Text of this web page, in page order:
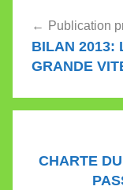
de
l’article
Publication
BILAN 2013:
GRANDE
CHARTE